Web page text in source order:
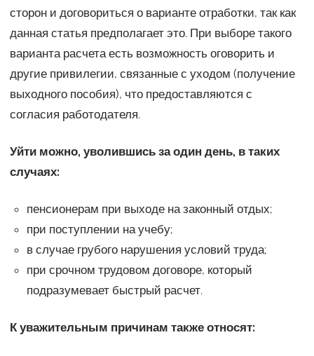
сторон и договориться о варианте отработки, так как
данная статья предполагает это. При выборе такого
варианта расчета есть возможность оговорить и
другие привилегии, связанные с уходом (получение
выходного пособия), что предоставляются с
согласия работодателя.
Уйти можно, уволившись за один день, в таких
случаях:
пенсионерам при выходе на законный отдых;
при поступлении на учебу;
в случае грубого нарушения условий труда;
при срочном трудовом договоре, который
подразумевает быстрый расчет.
К уважительным причинам также относят: